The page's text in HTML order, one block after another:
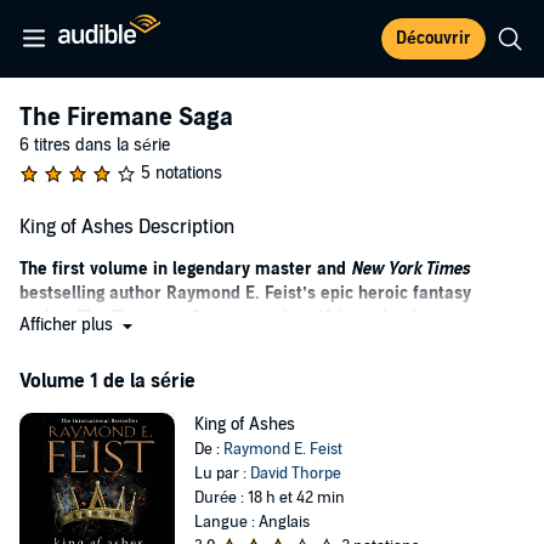
Découvrir
The Firemane Saga
6 titres dans la série
5 notations
King of Ashes Description
The first volume in legendary master and New York Times
bestselling author Raymond E. Feist’s epic heroic fantasy
series, The Firemane Saga – an electrifying tale of two young
The world of Garn once boasted five great kingdoms, until the King
by Lodavico, the ruthless King of Sandura, a man with ambitions to
rule the world.
Ithrace's ruling family were the legendary Firemanes, and
represented a great danger to the other kings. Now four great
Afficher plus
Volume 1 de la série
King of Ashes
De : Raymond E. Feist
Lu par : David Thorpe
Durée : 18 h et 42 min
Langue : Anglais